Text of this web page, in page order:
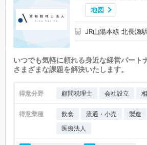
地図
JR山陽本線 北長瀬
いつでも気軽に頼れる身近な経営パート
さまざまな課題を解決いたします。
得意分野 顧問税理士 会社設立
得意業種 飲食 流通・小売 製造
医療法人